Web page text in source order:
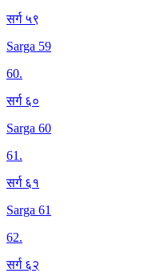
सर्ग ५९
Sarga 59
60.
सर्ग ६०
Sarga 60
61.
सर्ग ६१
Sarga 61
62.
सर्ग ६२